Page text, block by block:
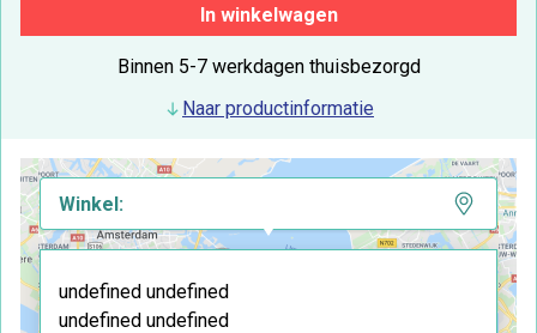
In winkelwagen
Binnen 5-7 werkdagen thuisbezorgd
Naar productinformatie
Winkel:
undefined undefined
undefined undefined